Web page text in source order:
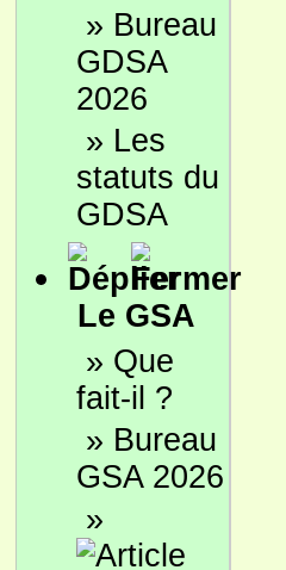
» Bureau
GDSA
2026
» Les
statuts du
GDSA
Le GSA
» Que
fait-il ?
» Bureau
GSA 2026
»